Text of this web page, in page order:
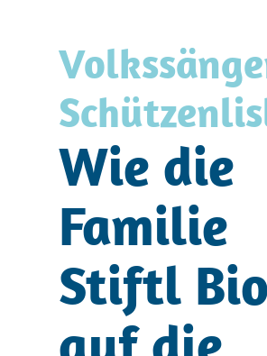
Wie die
Familie
Stiftl Bio